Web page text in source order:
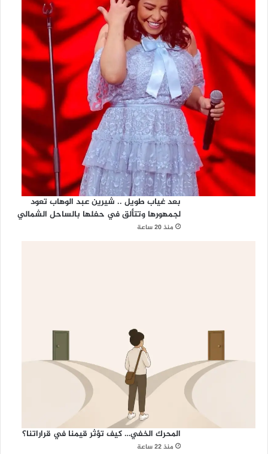
بعد غياب طويل .. شيرين عبد الوهاب تعود
لجمهورها وتتألق في حفلها بالساحل الشمالي
منذ 20 ساعة
المحرك الخفي… كيف تؤثر قيمنا في قراراتنا؟
منذ 22 ساعة